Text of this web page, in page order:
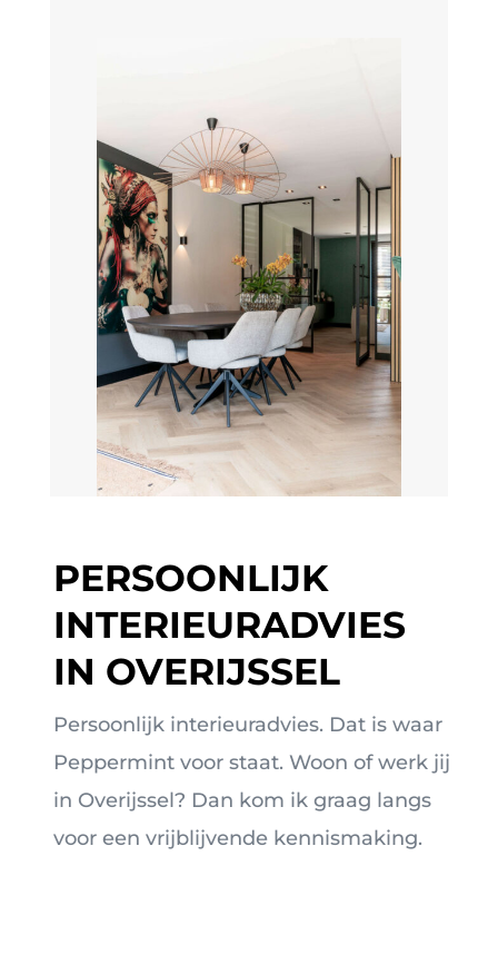
PERSOONLIJK
INTERIEURADVIES
IN OVERIJSSEL
Persoonlijk interieuradvies. Dat is waar
Peppermint voor staat. Woon of werk jij
in Overijssel? Dan kom ik graag langs
voor een vrijblijvende kennismaking.